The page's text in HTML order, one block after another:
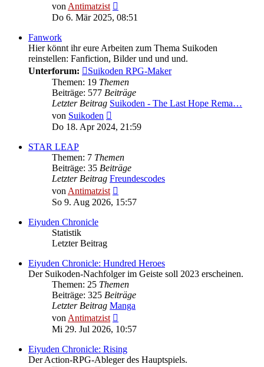
vonAntimatzist
Beitrag
Do 6. Mär 2025, 08:51
Fanwork
Hier könnt ihr eure Arbeiten zum Thema Suikoden
reinstellen: Fanfiction, Bilder und und und.
Unterforum:
Suikoden RPG-Maker
Themen: 19 Themen
Beiträge: 577 Beiträge
Letzter Beitrag Suikoden - The Last Hope Rema…
von Suikoden
Beitrag
Do 18. Apr 2024, 21:59
STAR LEAP
Themen: 7 Themen
Beiträge: 35 Beiträge
Letzter Beitrag Freundescodes
vonAntimatzist
Beitrag
So 9. Aug 2026, 15:57
Eiyuden Chronicle
Statistik
Letzter Beitrag
Eiyuden Chronicle: Hundred Heroes
Der Suikoden-Nachfolger im Geiste soll 2023 erscheinen.
Themen: 25 Themen
Beiträge: 325 Beiträge
Letzter Beitrag Manga
vonAntimatzist
Beitrag
Mi 29. Jul 2026, 10:57
Eiyuden Chronicle: Rising
Der Action-RPG-Ableger des Hauptspiels.